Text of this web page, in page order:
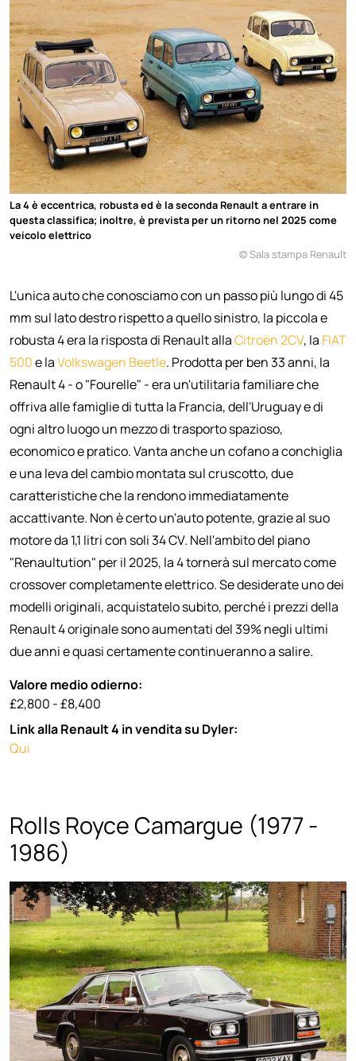
La 4 è eccentrica, robusta ed è la seconda Renault a entrare in
questa classifica; inoltre, è prevista per un ritorno nel 2025 come
veicolo elettrico
© Sala stampa Renault
L'unica auto che conosciamo con un passo più lungo di 45
mm sul lato destro rispetto a quello sinistro, la piccola e
robusta 4 era la risposta di Renault allaCitroën 2CV, la FIAT
500e laVolkswagen Beetle. Prodotta per ben 33 anni, la
Renault 4 - o "Fourelle" - era un'utilitaria familiare che
offriva alle famiglie di tutta la Francia, dell'Uruguay e di
ogni altro luogo un mezzo di trasporto spazioso,
economico e pratico. Vanta anche un cofano a conchiglia
e una leva del cambio montata sul cruscotto, due
caratteristiche che la rendono immediatamente
accattivante. Non è certo un'auto potente, grazie al suo
motore da 1,1 litri con soli 34 CV. Nell'ambito del piano
"Renaultution" per il 2025, la 4 tornerà sul mercato come
crossover completamente elettrico. Se desiderate uno dei
modelli originali, acquistatelo subito, perché i prezzi della
Renault 4 originale sono aumentati del 39% negli ultimi
due anni e quasi certamente continueranno a salire.
Valore medio odierno:
£2,800 - £8,400
Link alla Renault 4 in vendita su Dyler:
Qui
Rolls Royce Camargue (1977 -
1986)